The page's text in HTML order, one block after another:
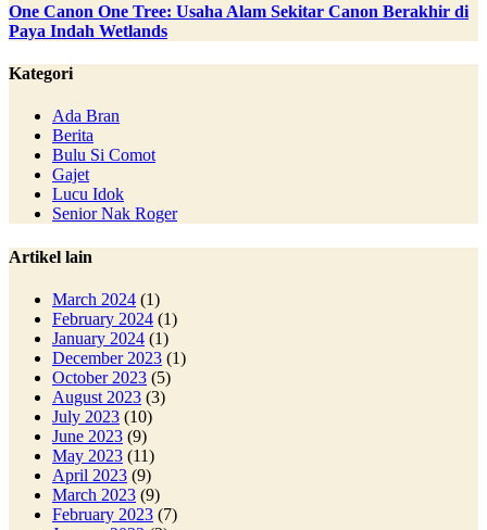
One Canon One Tree: Usaha Alam Sekitar Canon Berakhir di
Paya Indah Wetlands
Kategori
Ada Bran
Berita
Bulu Si Comot
Gajet
Lucu Idok
Senior Nak Roger
Artikel lain
March 2024 (1)
February 2024 (1)
January 2024 (1)
December 2023 (1)
October 2023 (5)
August 2023 (3)
July 2023 (10)
June 2023 (9)
May 2023 (11)
April 2023 (9)
March 2023 (9)
February 2023 (7)